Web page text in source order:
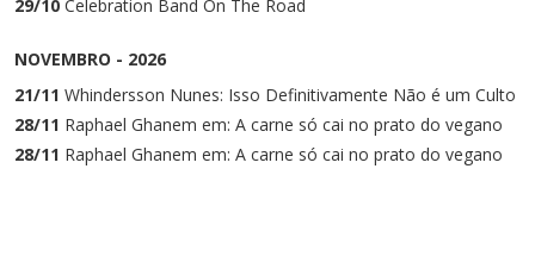
29/10 Celebration Band On The Road
NOVEMBRO - 2026
21/11 Whindersson Nunes: Isso Definitivamente Não é um Culto
28/11 Raphael Ghanem em: A carne só cai no prato do vegano
28/11 Raphael Ghanem em: A carne só cai no prato do vegano